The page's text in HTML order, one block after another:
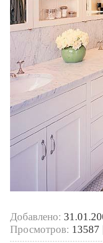
Добавлено:
Просмотров: 13587